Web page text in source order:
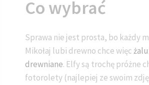
Co wybrać
Sprawa nie jest prosta, bo każdy
Mikołaj lubi drewno chce więc
drewniane. Elfy są trochę próżne
fotorolety (najlepiej ze swoim